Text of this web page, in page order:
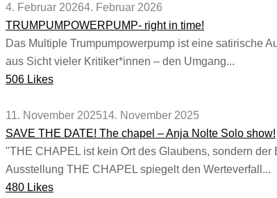
4. Februar 20264. Februar 2026
TRUMPUMPOWERPUMP- right in time!
Das Multiple Trumpumpowerpump ist eine satirische
aus Sicht vieler Kritiker*innen – den Umgang...
506 Likes
11. November 202514. November 2025
SAVE THE DATE! The chapel – Anja Nolte Solo show!
"THE CHAPEL ist kein Ort des Glaubens, sondern
Ausstellung THE CHAPEL spiegelt den Werteverfall...
480 Likes